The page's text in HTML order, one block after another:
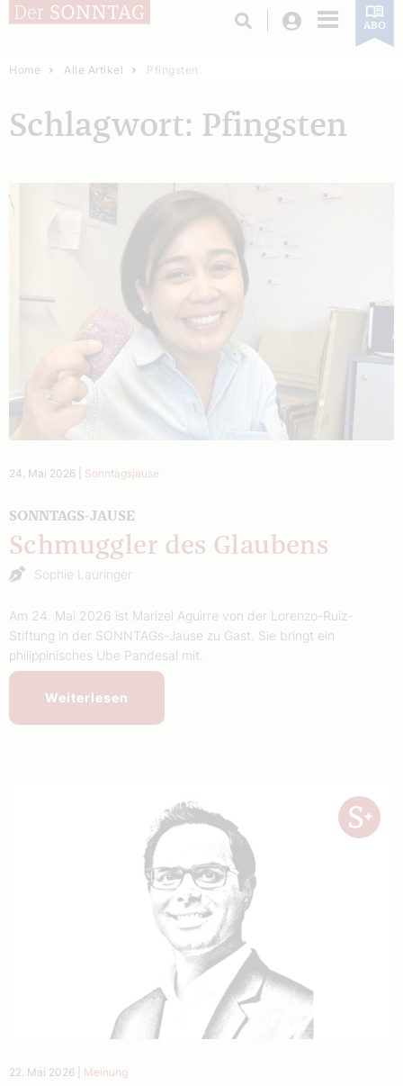
Login ABO
Home Alle Artikel Pfingsten
Schlagwort: Pfingsten
24. Mai 2026 Sonntagsjause
SONNTAGS-JAUSE
Schmuggler des Glaubens
Sophie Lauringer
Am 24. Mai 2026 ist Marizel Aguirre von der Lorenzo-Ruiz-
Stiftung in der SONNTAGs-Jause zu Gast. Sie bringt ein
philippinisches Ube Pandesal mit.
Weiterlesen
22. Mai 2026 Meinung